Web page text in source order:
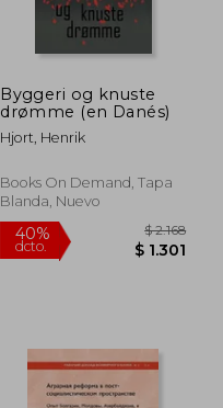
40%
dcto.
Byggeri og knuste
drømme (en Danés)
Hjort, Henrik
Books On Demand, Tapa
Blanda, Nuevo